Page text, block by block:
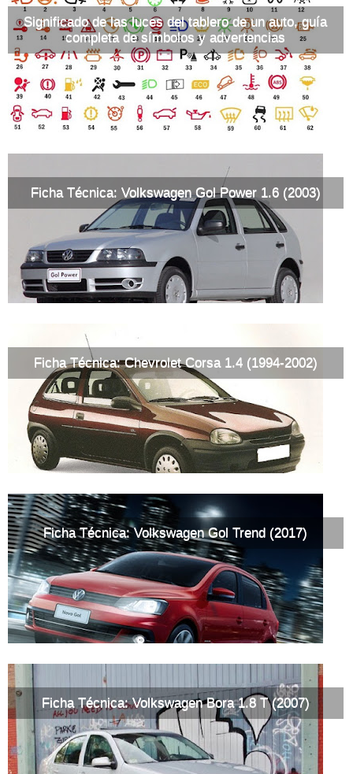
Significado de las luces del tablero de un auto, guía
completa de símbolos y advertencias
Ficha Técnica: Volkswagen Gol Power 1.6 (2003)
Ficha Técnica: Chevrolet Corsa 1.4 (1994-2002)
Ficha Técnica: Volkswagen Gol Trend (2017)
Ficha Técnica: Volkswagen Bora 1.8 T (2007)